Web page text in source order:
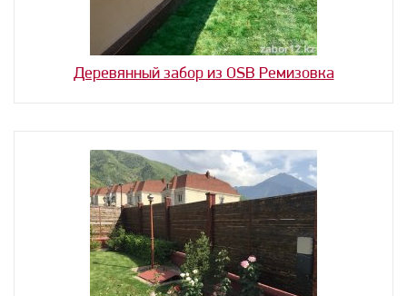
Деревянный забор из OSB Ремизовка